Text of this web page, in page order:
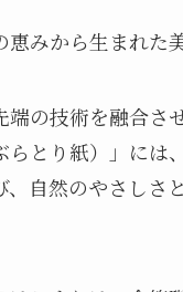
みから生まれた
端の技術を融合さ
らとり紙）」には、
、自然のやさしさ